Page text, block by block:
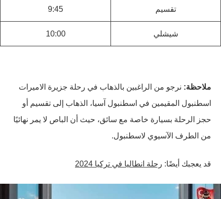
تقسيم 9:45
شيشلي 10:00
ملاحظة: نرجو من الراغبين بالذهاب في رحلة جزيرة الاميرات
اسطنبول المقيمين في اسطنبول آسيا، الذهاب إلى تقسيم أو
حجز الرحلة بسيارة خاصة مع سائق، حيث أن الباص لا يمر نهائيًا
من الطرف الآسيوي لاسطنبول.
قد يعجبك أيضًا: رحلة انطاليا في تركيا 2024